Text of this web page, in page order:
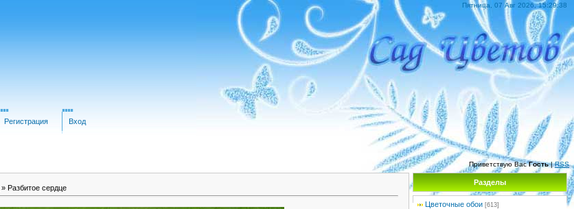
Пятница, 07 Авг 2026, 15:29:38
Регистрация Вход
Приветствую Вас Гость|RSS
» Разбитое сердце
Разделы
Цветочные обои [613]